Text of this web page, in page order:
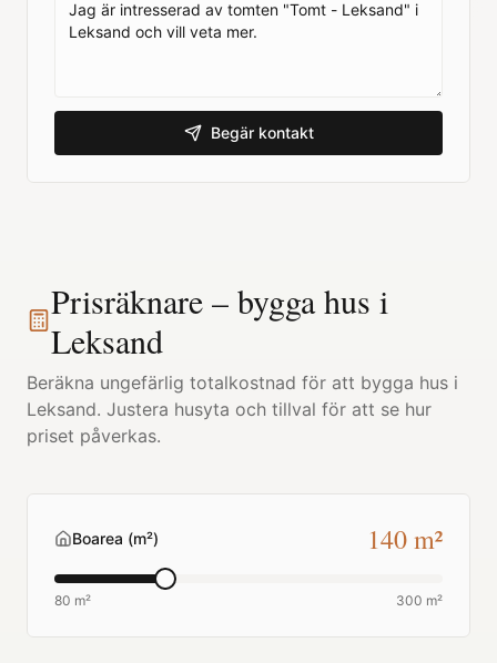
Begär kontakt
Prisräknare – bygga hus i
Leksand
Beräkna ungefärlig totalkostnad för att bygga hus i
Leksand. Justera husyta och tillval för att se hur
priset påverkas.
Boarea (m²) 140m²
80 m² 300 m²